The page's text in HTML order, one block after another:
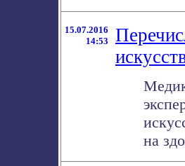
15.07.2016
14:53
на